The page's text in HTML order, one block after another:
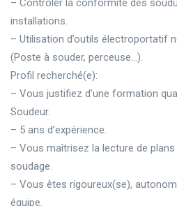
– Contrôler la conformité des
installations.
– Utilisation d’outils électroportatif
(Poste à souder, perceuse…).
Profil recherché(e):
– Vous justifiez d’une formation
Soudeur.
– 5 ans d’expérience.
– Vous maîtrisez la lecture de
soudage.
– Vous êtes rigoureux(se),
équipe.